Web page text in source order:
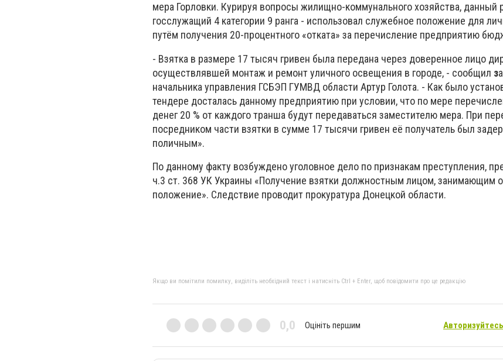
мера Горловки. Курируя вопросы жилищно-коммунального хозяйства, данный
госслужащий 4 категории 9 ранга - использовал служебное положение для
путём получения 20-процентного «отката» за перечисление предприятию
- Взятка в размере 17 тысяч гривен была передана через доверенное лицо
осуществлявшей монтаж и ремонт уличного освещения в городе, - сообщил з
начальника управления ГСБЭП ГУМВД области Артур Голота. - Как было
тендере досталась данному предприятию при условии, что по мере
денег 20 % от каждого транша будут передаваться заместителю мера. При
посредником части взятки в сумме 17 тысячи гривен её получатель был
поличным».
По данному факту возбуждено уголовное дело по признакам преступления,
ч.3 ст. 368 УК Украины «Получение взятки должностным лицом, занимающим
положение». Следствие проводит прокуратура Донецкой области.
Якщо ви помітили помилку, виділіть необхідний текст і натисніть Ctrl + Enter, щоб повідомити про це редакцію
0,0 Оцініть першим Авторизуйтесь